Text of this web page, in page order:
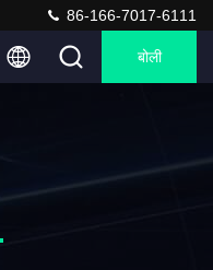
86-166-7017-6111
बोली